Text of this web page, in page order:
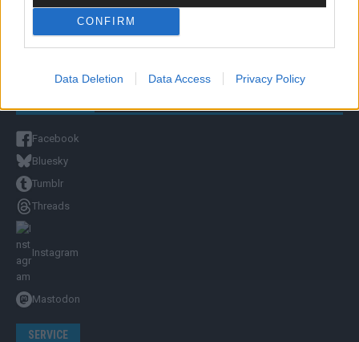
CONFIRM
Data Deletion Data Access Privacy Policy
Facebook
Bluesky
Tumblr
Threads
Instagram
Mastodon
SERVICE